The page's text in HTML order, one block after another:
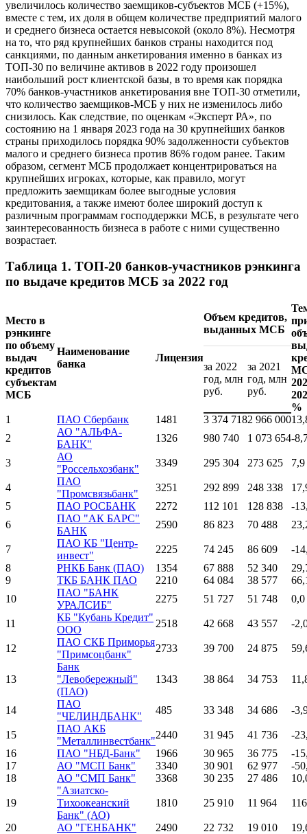
увеличилось количество заемщиков-субъектов МСБ (+15%),
вместе с тем, их доля в общем количестве предприятий малого
и среднего бизнеса остается невысокой (около 8%). Несмотря
на то, что ряд крупнейших банков страны находится под
санкциями, по данным анкетирования именно в банках из
ТОП-30 по величине активов в 2022 году произошел
наибольший рост клиентской базы, в то время как порядка
70% банков-участников анкетирования вне ТОП-30 отметили,
что количество заемщиков-МСБ у них не изменилось либо
снизилось. Как следствие, по оценкам «Эксперт РА», по
состоянию на 1 января 2023 года на 30 крупнейших банков
страны приходилось порядка 90% задолженности субъектов
малого и среднего бизнеса против 86% годом ранее. Таким
образом, сегмент МСБ продолжает концентрироваться на
крупнейших игроках, которые, как правило, могут
предложить заемщикам более выгодные условия
кредитования, а также имеют более широкий доступ к
различным программам господдержки МСБ, в результате чего
заинтересованность бизнеса в работе с ними существенно
возрастает.
Таблица 1. ТОП-20 банков-участников рэнкинга
по выдаче кредитов МСБ за 2022 год
Место в
рэнкинге
по объему
выдач
кредитов
субъектам
МСБ
Наименование
банка
Лицензия
Объем кредитов,
выданных МСБ
%
за 2022
год, млн
руб.
за 2021
год, млн
руб.
1 ПАО Сбербанк 1481 3 374 7182 966 000
2
АО "АЛЬФА-
БАНК"
1326 980 740 1 073 654-
3
АО
"Россельхозбанк"
3349 295 304 273 625 7,9
4
ПАО
"Промсвязьбанк"
3251 292 899 248 338
5
ПАО РОСБАНК 2272 112 101 128 838
-
6
ПАО "АК БАРС"
БАНК
2590 86 823 70 488
7
ПАО КБ "Центр-
инвест"
2225 74 245 86 609
-
8
РНКБ Банк (ПАО) 1354 67 888 52 340
9
ТКБ БАНК ПАО 2210 64 084 38 577
10
ПАО "БАНК
УРАЛСИБ"
2275 51 727 51 748 0,0
11
КБ "Кубань Кредит"
ООО
2518 42 668 43 557 -
12
ПАО СКБ Приморья
"Примсоцбанк"
2733 39 700 24 875
13
Банк
"Левобережный"
(ПАО)
1343 38 864 34 753
14
ПАО
"ЧЕЛИНДБАНК"
485 33 348 34 686 -
15
ПАО АКБ
"Металлинвестбанк"
2440 31 945 41 736
-
16
ПАО "НБД-Банк" 1966 30 965 36 775
-
17
АО "МСП Банк" 3340 30 901 62 977
-
18
АО "СМП Банк" 3368 30 235 27 486
19
"Азиатско-
Тихоокеанский
Банк" (АО)
1810 25 910 11 964
20 АО "ГЕНБАНК" 2490 22 732 19 010